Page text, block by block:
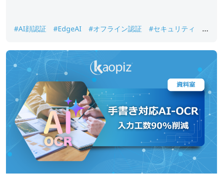
#AI顔認証 #EdgeAI #オフライン認証 #セキュリティ
#